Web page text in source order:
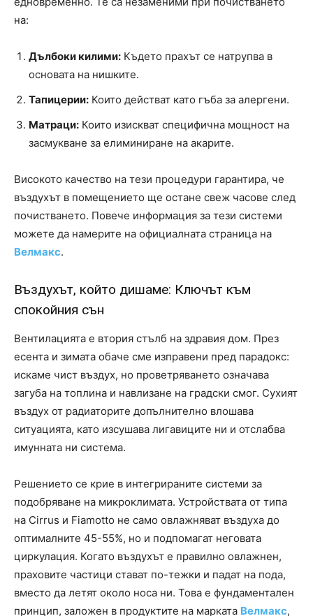
на:
Дълбоки килими: Където прахът се натрупва в
основата на нишките.
Тапицерии: Които действат като гъба за алергени.
Матраци: Които изискват специфична мощност на
засмукване за елиминиране на акарите.
Високото качество на тези процедури гарантира, че
въздухът в помещението ще остане свеж часове след
почистването. Повече информация за тези системи
можете да намерите на официалната страница на
Велмакс.
Въздухът, който дишаме: Ключът към
спокойния сън
Вентилацията е втория стълб на здравия дом. През
есента и зимата обаче сме изправени пред парадокс:
искаме чист въздух, но проветряването означава
загуба на топлина и навлизане на градски смог. Сухият
въздух от радиаторите допълнително влошава
ситуацията, като изсушава лигавиците ни и отслабва
имунната ни система.
Решението се крие в интегрираните системи за
подобряване на микроклимата. Устройствата от типа
на Cirrus и Fiamotto не само овлажняват въздуха до
оптималните 45-55%, но и подпомагат неговата
циркулация. Когато въздухът е правилно овлажнен,
праховите частици стават по-тежки и падат на пода,
вместо да летят около носа ни. Това е фундаментален
принцип, заложен в продуктите на марката Велмакс,